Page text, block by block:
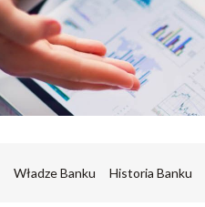
Władze Banku Historia Banku